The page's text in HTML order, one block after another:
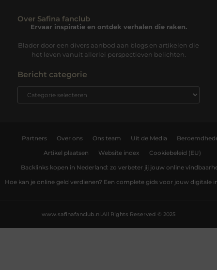
Over Safina fanclub
Ervaar inspiratie en ontdek verhalen die raken.
Blader door een divers aanbod aan blogs en artikelen die
het leven vanuit allerlei perspectieven belichten.
Bericht categorie
Partners Over ons Ons team Uit de Media
Artikel plaatsen Website index Cookiebeleid (EU)
Backlinks kopen in Nederland: zo verbeter jij jouw online
Hoe kan je online geld verdienen? Een complete gids voor jouw digitale
All Rights Reserved © 2025
www.safinafanclub.nl.